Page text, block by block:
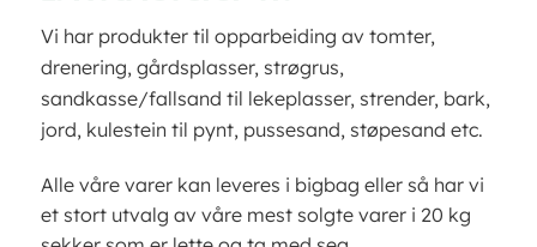
Vi har produkter til opparbeiding av tomter,
drenering, gårdsplasser, strøgrus,
sandkasse/fallsand til lekeplasser, strender, bark,
jord, kulestein til pynt, pussesand, støpesand etc.
Alle våre varer kan leveres i bigbag eller så har vi
et stort utvalg av våre mest solgte varer i 20 kg